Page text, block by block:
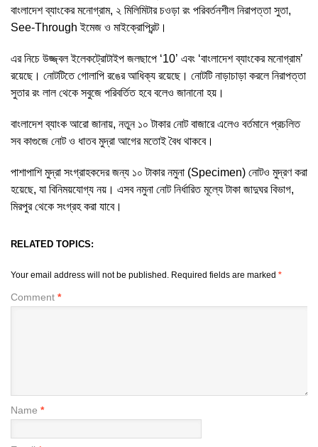
বাংলাদেশ ব্যাংকের মনোগ্রাম, ২ মিলিমিটার চওড়া রং পরিবর্তনশীল নিরাপত্তা সুতা,
See-Through ইমেজ ও মাইক্রোপ্রিন্ট।
এর নিচে উজ্জ্বল ইলেকট্রোটাইপ জলছাপে ‘10’ এবং ‘বাংলাদেশ ব্যাংকের মনোগ্রাম’
রয়েছে। নোটটিতে গোলাপি রঙের আধিক্য রয়েছে। নোটটি নাড়াচাড়া করলে নিরাপত্তা
সুতার রং লাল থেকে সবুজে পরিবর্তিত হবে বলেও জানানো হয়।
বাংলাদেশ ব্যাংক আরো জানায়, নতুন ১০ টাকার নোট বাজারে এলেও বর্তমানে প্রচলিত
সব কাগুজে নোট ও ধাতব মুদ্রা আগের মতোই বৈধ থাকবে।
পাশাপাশি মুদ্রা সংগ্রাহকদের জন্য ১০ টাকার নমুনা (Specimen) নোটও মুদ্রণ করা
হয়েছে, যা বিনিময়যোগ্য নয়। এসব নমুনা নোট নির্ধারিত মূল্যে টাকা জাদুঘর বিভাগ,
মিরপুর থেকে সংগ্রহ করা যাবে।
RELATED TOPICS:
Your email address will not be published. Required fields are marked *
Comment *
Name *